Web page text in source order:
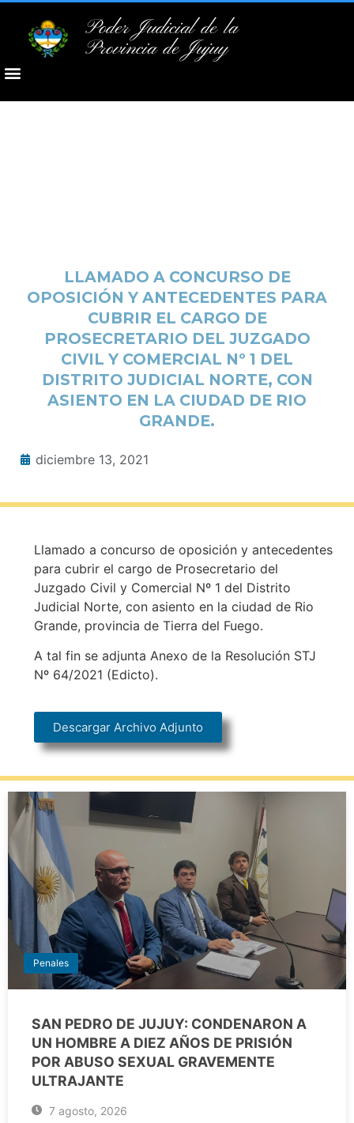
Poder Judicial de la
Provincia de Jujuy
LLAMADO A CONCURSO DE
OPOSICIÓN Y ANTECEDENTES PARA
CUBRIR EL CARGO DE
PROSECRETARIO DEL JUZGADO
CIVIL Y COMERCIAL Nº 1 DEL
DISTRITO JUDICIAL NORTE, CON
ASIENTO EN LA CIUDAD DE RIO
GRANDE.
diciembre 13, 2021
Llamado a concurso de oposición y antecedentes
para cubrir el cargo de Prosecretario del
Juzgado Civil y Comercial Nº 1 del Distrito
Judicial Norte, con asiento en la ciudad de Rio
Grande, provincia de Tierra del Fuego.
A tal fin se adjunta Anexo de la Resolución STJ
Nº 64/2021 (Edicto).
Descargar Archivo Adjunto
Penales
SAN PEDRO DE JUJUY: CONDENARON A
UN HOMBRE A DIEZ AÑOS DE PRISIÓN
POR ABUSO SEXUAL GRAVEMENTE
ULTRAJANTE
7 agosto, 2026